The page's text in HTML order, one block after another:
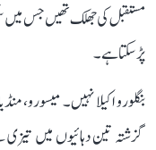
مستقبل کی جھلک تھیں جس میں
پڑ سکتا ہے۔
بنگلورو اکیلا نہیں۔ میسورو،
گزشتہ تین دہائیوں میں تیزی